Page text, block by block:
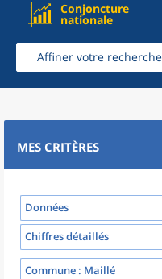
Conjoncture
nationale
Affiner votre recherche
MES CRITÈRES
Données
Chiffres détaillés
Commune : Maillé